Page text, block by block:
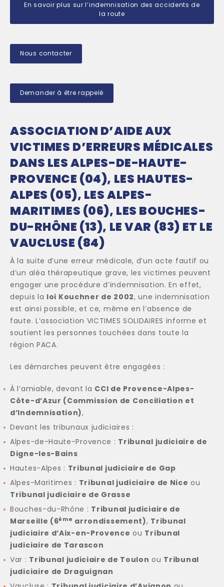
En savoir plus sur l’indemnisation des accidents de
la route
Nous contacter
Demander à être rappelé
ASSOCIATION D’AIDE AUX
VICTIMES D’ERREURS MÉDICALES
DANS LES ALPES-DE-HAUTE-
PROVENCE (04), LES HAUTES-
ALPES (05), LES ALPES-
MARITIMES (06), LES BOUCHES-
DU-RHÔNE (13), LE VAR (83) ET LE
VAUCLUSE (84)
À la suite d’une erreur médicale, d’un acte fautif ou
d’un aléa thérapeutique grave, les victimes peuvent
engager une procédure d’indemnisation. En effet,
depuis la loi Kouchner de 2002, une indemnisation
est ainsi possible, et ce, même en l’absence de
faute. L’association VICTIMES SOLIDAIRES informe et
soutient les personnes touchées dans toute la
région PACA.
Les démarches peuvent être engagées :
À l’amiable, devant la CCI de Provence-Alpes-
Côte-d’Azur (Commission de Conciliation et
d’Indemnisation),
Devant les tribunaux judiciaires :
Alpes-de-Haute-Provence : Tribunal judiciaire de
Digne-les-Bains
Hautes-Alpes : Tribunal judiciaire de Gap
Alpes-Maritimes : Tribunal judiciaire de Nice ou
Tribunal judiciaire de Grasse
Bouches-du-Rhône : Tribunal judiciaire de
Marseille (6ème arrondissement), Tribunal
judiciaire d’Aix-en-Provence ou Tribunal
judiciaire de Tarascon
Var : Tribunal judiciaire de Toulon ou Tribunal
judiciaire de Draguignan